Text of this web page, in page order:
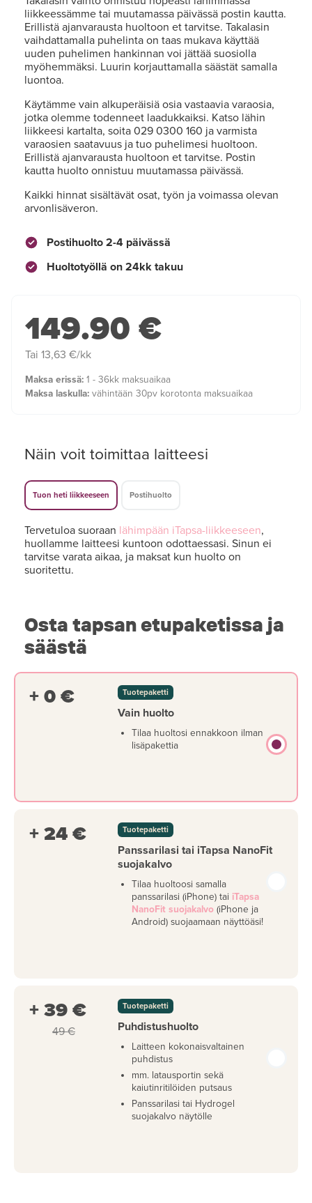
liikkeessämme tai muutamassa päivässä postin kautta.
Erillistä ajanvarausta huoltoon et tarvitse. Takalasin
vaihdattamalla puhelinta on taas mukava käyttää
uuden puhelimen hankinnan voi jättää suosiolla
myöhemmäksi. Luurin korjauttamalla säästät samalla
luontoa.
Käytämme vain alkuperäisiä osia vastaavia varaosia,
jotka olemme todenneet laadukkaiksi. Katso lähin
liikkeesi kartalta, soita 029 0300 160 ja varmista
varaosien saatavuus ja tuo puhelimesi huoltoon.
Erillistä ajanvarausta huoltoon et tarvitse. Postin
kautta huolto onnistuu muutamassa päivässä.
Kaikki hinnat sisältävät osat, työn ja voimassa olevan
arvonlisäveron.
Postihuolto 2-4 päivässä
Huoltotyöllä on 24kk takuu
149.90 €
Tai 13,63 €/kk
Maksa erissä: 1 - 36kk maksuaikaa
Maksa laskulla: vähintään 30pv korotonta maksuaikaa
Näin voit toimittaa laitteesi
Tuon heti liikkeeseen Postihuolto
Tervetuloa suoraan lähimpään iTapsa-liikkeeseen,
huollamme laitteesi kuntoon odottaessasi. Sinun ei
tarvitse varata aikaa, ja maksat kun huolto on
suoritettu.
Osta tapsan etupaketissa ja
säästä
+ 0 € Tuotepaketti
Vain huolto
Tilaa huoltosi ennakkoon ilman
lisäpakettia
+ 24 € Tuotepaketti
Panssarilasi tai iTapsa NanoFit
suojakalvo
Tilaa huoltoosi samalla
panssarilasi (iPhone) tai iTapsa
NanoFit suojakalvo (iPhone ja
Android) suojaamaan näyttöäsi!
+ 39 €
49 €
Tuotepaketti
Puhdistushuolto
Laitteen kokonaisvaltainen
puhdistus
mm. latausportin sekä
kaiutinritilöiden putsaus
Panssarilasi tai Hydrogel
suojakalvo näytölle